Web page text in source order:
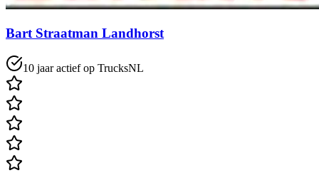
Bart Straatman Landhorst
10 jaar actief op TrucksNL